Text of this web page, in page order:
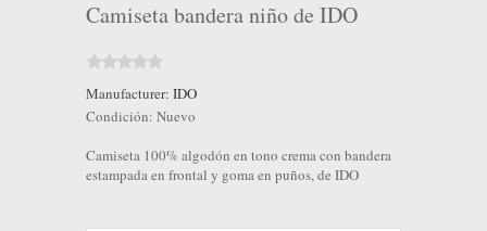
Camiseta bandera niño de IDO
Manufacturer: IDO
Condición: Nuevo
Camiseta 100% algodón en tono crema con bandera
estampada en frontal y goma en puños, de IDO